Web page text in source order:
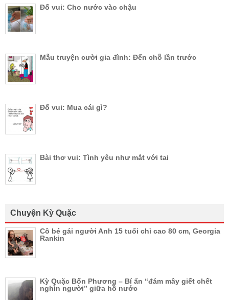
Đố vui: Cho nước vào chậu
Mẫu truyện cười gia đình: Đến chỗ lần trước
Đố vui: Mua cái gì?
Bài thơ vui: Tình yêu như mắt với tai
Chuyện Kỳ Quặc
Cô bé gái người Anh 15 tuổi chỉ cao 80 cm, Georgia
Rankin
Kỳ Quặc Bốn Phương – Bí ẩn “đám mây giết chết
nghìn người” giữa hồ nước